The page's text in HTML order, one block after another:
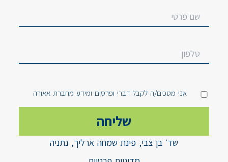
אני מסכים/ה לקבל דברי ופרסום ומידע מחברת אאורה
שד׳ בן צבי, פינת שמחה ארליך, נתניה